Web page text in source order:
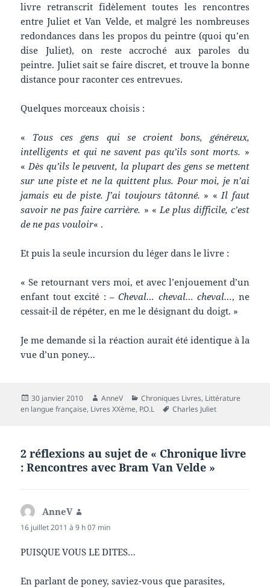
livre retranscrit fidèlement toutes les rencontres
entre Juliet et Van Velde, et malgré les nombreuses
redondances dans les propos du peintre (quoi qu’en
dise Juliet), on reste accroché aux paroles du
peintre. Juliet sait se faire discret, et trouve la bonne
distance pour raconter ces entrevues.
Quelques morceaux choisis :
« Tous ces gens qui se croient bons, généreux,
intelligents et qui ne savent pas qu’ils sont morts. »
«Dès qu’ils le peuvent, la plupart des gens se mettent
sur une piste et ne la quittent plus. Pour moi, je n’ai
jamais eu de piste. J’ai toujours tâtonné. » «Il faut
savoir ne pas faire carrière. » «Le plus difficile, c’est
de ne pas vouloir« .
Et puis la seule incursion du léger dans le livre :
« Se retournant vers moi, et avec l’enjouement d’un
enfant tout excité : –Cheval… cheval… cheval…, ne
cessait-il de répéter, en me le désignant du doigt. »
Je me demande si la réaction aurait été identique à la
vue d’un poney…
Publié
le
30 janvier 2010 Auteur
AnneV Catégories
Chroniques Livres, Littérature
en langue française, Livres XXème, P.O.L
Mots-
Charles Juliet
2 réflexions au sujet de « Chronique livre
: Rencontres avec Bram Van Velde »
AnneV
16 juillet 2011 à 9 h 07 min
PUISQUE VOUS LE DITES…
En parlant de poney, saviez-vous que parasites,